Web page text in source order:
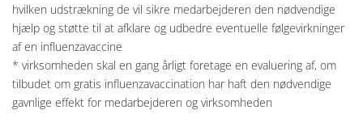
hvilken udstrækning de vil sikre medarbejderen den nødvendige
hjælp og støtte til at afklare og udbedre eventuelle følgevirkninger
af en influenzavaccine
* virksomheden skal en gang årligt foretage en evaluering af, om
tilbudet om gratis influenzavaccination har haft den nødvendige
gavnlige effekt for medarbejderen og virksomheden